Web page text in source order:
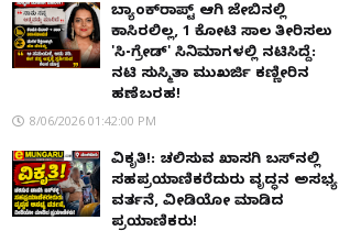
ಬ್ಯಾಂಕ್‌ರಾಪ್ಟ್‌ ಆಗಿ ಜೇಬಿನಲ್ಲಿ
ಕಾಸಿರಲಿಲ್ಲ, ₹1 ಕೋಟಿ ಸಾಲ ತೀರಿಸಲು
'ಸಿ-ಗ್ರೇಡ್' ಸಿನಿಮಾಗಳಲ್ಲಿ ನಟಿಸಿದ್ದೆ:
ನಟಿ ಸುಸ್ಮಿತಾ ಮುಖರ್ಜಿ ಕಣ್ಣೀರಿನ
ಹಣೆಬರಹ!
8/06/2026 01:42:00 PM
ವಿಕೃತಿ!: ಚಲಿಸುವ ಖಾಸಗಿ ಬಸ್‌ನಲ್ಲಿ
ಸಹಪ್ರಯಾಣಿಕರೆದುರು ವೃದ್ಧನ ಅಸಭ್ಯ
ವರ್ತನೆ, ವೀಡಿಯೋ ಮಾಡಿದ
ಪ್ರಯಾಣಿಕರು!